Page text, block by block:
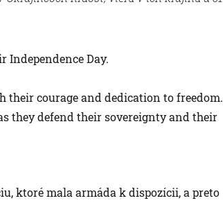
Independence Day.
courage and dedication to freedom.
they defend their sovereignty and their
ktoré mala armáda k dispozícii, a preto